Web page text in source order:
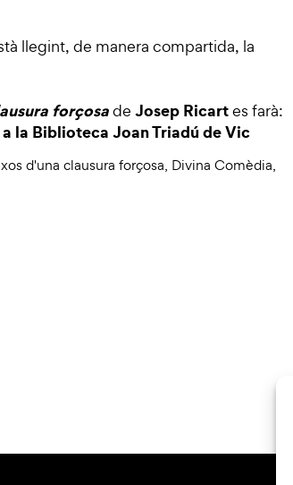
llegint, de manera compartida, la
forçosade Josep Ricartes farà:
la Biblioteca Joan Triadú de Vic
d'una clausura forçosa, Divina Comèdia,